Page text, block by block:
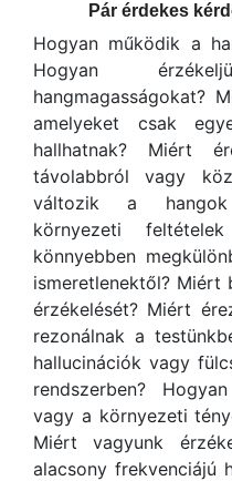
Pár érdekes
Hogyan működik a
Hogyan
hangmagasságokat?
amelyeket csak
hallhatnak? Miért
távolabbról vagy
változik a hangok
környezeti
könnyebben
ismeretlenektől? Miért
érzékelését? Miért
rezonálnak a
hallucinációk vagy
rendszerben?
vagy a környezeti
Miért vagyunk
alacsony frekvenciájú